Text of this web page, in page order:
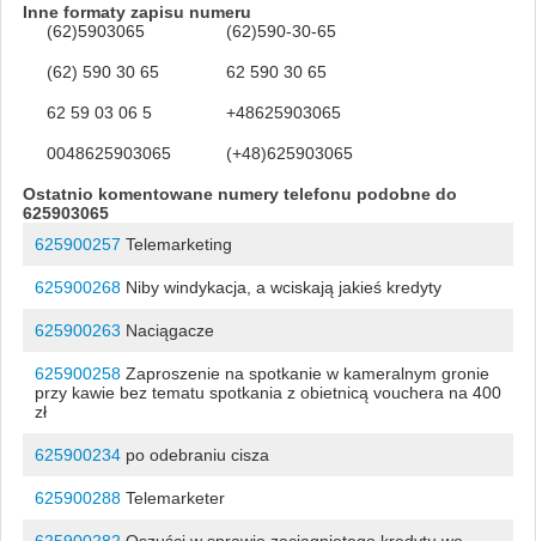
Inne formaty zapisu numeru
(62)5903065
(62)590-30-65
(62) 590 30 65 62 590 30 65
62 59 03 06 5 +48625903065
0048625903065 (+48)625903065
Ostatnio komentowane numery telefonu podobne do
625903065
625900257 Telemarketing
625900268Niby windykacja, a wciskają jakieś kredyty
625900263 Naciągacze
625900258Zaproszenie na spotkanie w kameralnym gronie
przy kawie bez tematu spotkania z obietnicą vouchera na 400
zł
625900234po odebraniu cisza
625900288Telemarketer